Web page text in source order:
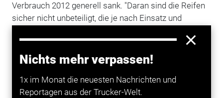
Nichts mehr verpassen!
1x im Monat die neuesten Nachrichten und
Reportagen aus der Trucker-Welt.
Verbrauch 2012 generell sank. "Daran sind die Reifen
sicher nicht unbeteiligt, die je nach Einsatz und
Liter holen können", errechnet Abele.
Womit auch die Hauptfrage beantwortet ist, die am
Ende des Dauerlaufes steht: "Würden sie die Reifen
wieder kaufen?"